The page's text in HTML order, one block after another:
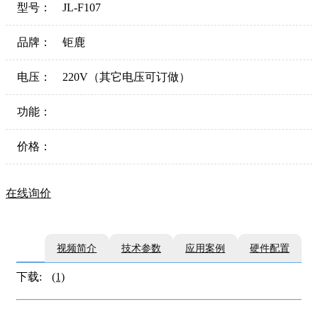
型号： JL-F107
品牌： 钜鹿
电压： 220V（其它电压可订做）
功能：
价格：
在线询价
视频简介 技术参数 应用案例 硬件配置
下载: (1)